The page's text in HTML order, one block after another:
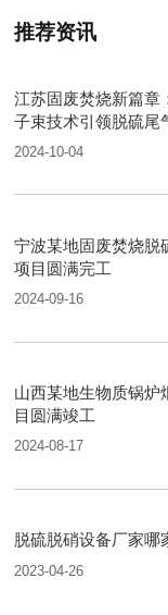
推荐资讯
江苏固废焚烧新篇章
子束技术引领脱硫尾
圆满落成
2024-10-04
宁波某地固废焚烧脱
项目圆满完工
2024-09-16
山西某地生物质锅炉
目圆满竣工
2024-08-17
脱硫脱硝设备厂家哪
2023-04-26